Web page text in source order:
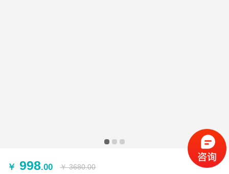
￥ 998.00 ￥ 3680.00